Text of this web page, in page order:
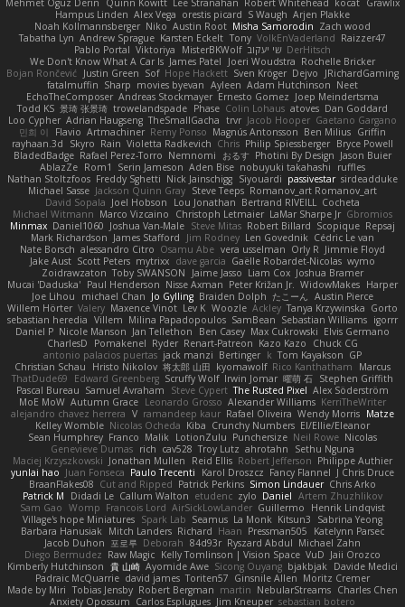
Mehmet Oguz Derin
Quinn Kowitt Lee Stranahan Robert Whitehead kocat Grawlix
Hampus Linden Alex Vega orestis picard S Waugh Arjen Plakke
Noah Kollmannsberger Niko Austin Root Misha Samorodin Zach wood
Tabatha Lyn Andrew Sprague Karsten Eckelt Tony VolkEnVaderland Raizzer47
Pablo Portal Viktoriya MisterBKWolf שי יעקוב DerHitsch
We Don't Know What A Car Is James Patel Joeri Woudstra Rochelle Bricker
Bojan Rončević Justin Green Sof Hope Hackett Sven Kröger Dejvo
JRichardGaming
fatalmuffin Sharp movies byevan Ayleen Adam Hutchinson Neet
EchoTheComposer Andreas Stockmayer Ernesto Gomez Joep Meindertsma
Todd KS 景琦 张景琦 trowelandspade Phase Colin Lohaus atoves Dan Goddard
Loo Cypher Adrian Haugseng TheSmallGacha trvr Jacob Hooper Gaetano Gargano
민희 이
Flavio Artmachiner Remy Ponso Magnús Antonsson Ben Milius Griffin
rayhaan.3d
Skyro Rain Violetta Radkevich Chris Philip Spiessberger Bryce Powell
BladedBadge Rafael Perez-Torro Nemnomi おるす Photini By Design Jason Buier
AblazZe Rom1 Serin Jameson Aden Bise nobuyuki takahashi
ruffles
Nathan Stoltzfoos Freddy Sghetti Nick Jainschigg Siyouardi passivestar sirdeadduke
Michael Sasse Jackson Quinn Gray Steve Teeps Romanov_art Romanov_art
David Sopala Joel Hobson Lou Jonathan Bertrand RIVEILL Cocheta
Michael Witmann Marco Vizcaino Christoph Letmaier LaMar Sharpe Jr Gbromios
Minmax Daniel1060 Joshua Van-Male Steve Mitas Robert Billard Scopique Repsaj
Mark Richardson James Stafford Jim Rodney Len Govednik Cédric Le van
Nate Borsch alessandro Citro Osamu Abe vera usselman Orly R Jimmie Floyd
Jake Aust Scott Peters mytrixx dave garcia Gaëlle Robardet-Nicolas wymo
Zoidrawzaton Toby SWANSON Jaime Jasso Liam Cox Joshua Bramer
Mucai 'Daduska' Paul Henderson Nisse Axman Peter Križan Jr. WidowMakes Harper
Joe Lihou
michael Chan Jo Gylling Braiden Dolph たこーん Austin Pierce
Willem Hörter Valery Maxence Vinot Lev K Woozle Ackley Tanya Krzywinska Gorto
sebastian heredia Villem Milina Papadopoulos SamBean Sebastian Williams igorrr
Daniel P Nicole Manson Jan Tellethon Ben Casey Max Cukrowski Elvis Germano
CharlesD
Pomakenel Ryder Renart-Patreon Kazo Kazo
Chuck CG
antonio palacios puertas jack manzi Bertinger k Tom Kayakson GP
Christian Schau
Hristo Nikolov 将太郎 山田 kyomawolf Rico Kanthatham
Marcus
ThatDude69
Edward Greenberg Scruffy Wolf Irwin Jomar 曜萌 石 Stephen Griffith
Pascal Bureau Samuel Avraham Steve Cypert The Rusted Pixel Alex Söderström
MoE MoW Autumn Grace Leonardo Grosso Alexander Williams KerriTheWriter
alejandro chavez herrera V ramandeep kaur Rafael Oliveira Wendy Morris Matze
Kelley Womble Nicolas Ocheda Kiba Crunchy Numbers El/Ellie/Eleanor
Sean Humphrey Franco Malik LotionZulu Punchersize Neil Rowe Nicolas
Genevieve Dumas rich cav528 Troy Lutz ahrotahn
Sethu Nguna
Maciej Krzyszkowski Jonathan Mullen Reid Ellis Robert Jefferson Philippe Authier
yunlai hao Juan Fonseca Paulo Trecenti Karol Droszcz Fancy Flannel J Chris Druce
BraanFlakes08 Cut and Ripped Patrick Perkins Simon Lindauer Chris Arko
Patrick M
Didadi Le Callum Walton etudenc zylo Daniel Artem Zhuzhlikov
Sam Gao Womp Francois Lord AirSickLowLander Guillermo
Henrik Lindqvist
Village's hope Miniatures Spark Lab Seamus La Monk Kitsun3
Sabrina Yeong
Barbara Hanusiak Mitch Landers Richard Haan Pressman505
Katelynn Parsec
Jacob Duhon 포로루 Deborah 84d93r Ryszard Abdul Michael Zahn
Diego Bermudez Raw Magic Kelly Tomlinson | Vision Space VuD Jaii Orozco
Kimberly Hutchinson 貴 山崎 Ayomide Awe Sicong Ouyang bjakbjak Davide Medici
Padraic McQuarrie david james Toriten57 Ginsnile Allen Moritz Cremer
Made by Miri Tobias Jensby Robert Bergman martin NebularStreams Charles Chen
Anxiety Opossum Carlos Esplugues Jim Kneuper sebastian botero